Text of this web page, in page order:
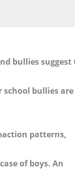
bullies
school bullies are
patterns,
of boys. An